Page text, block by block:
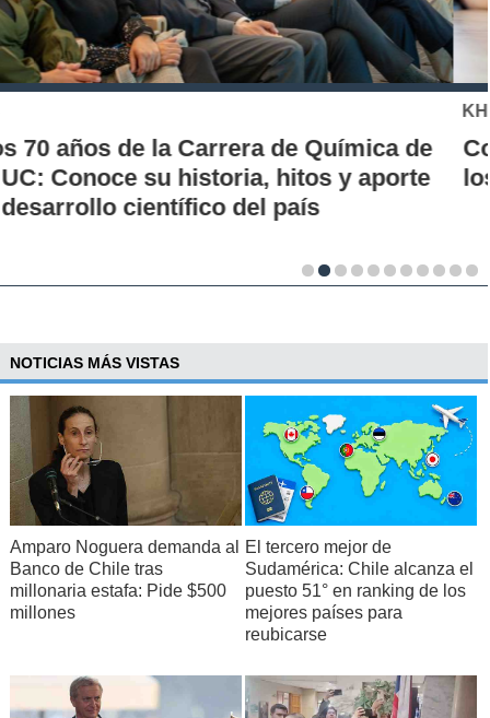
Conoce la historia de la nueva era para
los pagos en Chile
NOTICIAS MÁS VISTAS
Amparo Noguera demanda al
Banco de Chile tras
millonaria estafa: Pide $500
millones
El tercero mejor de
Sudamérica: Chile alcanza el
puesto 51° en ranking de los
mejores países para
reubicarse